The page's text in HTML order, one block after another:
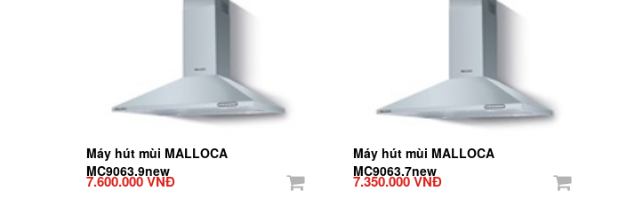
Máy hút mùi MALLOCA
MC9063.9new
7.600.000 VNĐ
Máy hút mùi MALLOCA
MC9063.7new
7.350.000 VNĐ